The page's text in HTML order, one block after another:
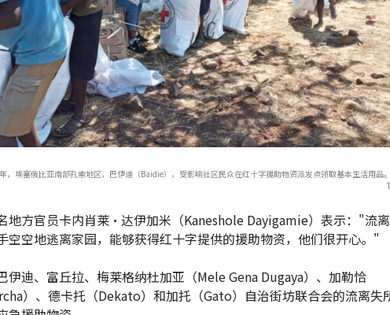
，埃塞俄比亚南部孔索地区，巴伊迪（Baidie），受影响社区民众在红十字援助物资派发点领取基本生活用品
地方官员卡内肖莱·达伊加米（Kaneshole Dayigamie）表示："流
空空地逃离家园，能够获得红十字提供的援助物资，他们很开心。"
伊迪、富丘拉、梅莱格纳杜加亚（Mele Gena Dugaya）、加勒恰
）、德卡托（Dekato）和加托（Gato）自治街坊联合会的流离失